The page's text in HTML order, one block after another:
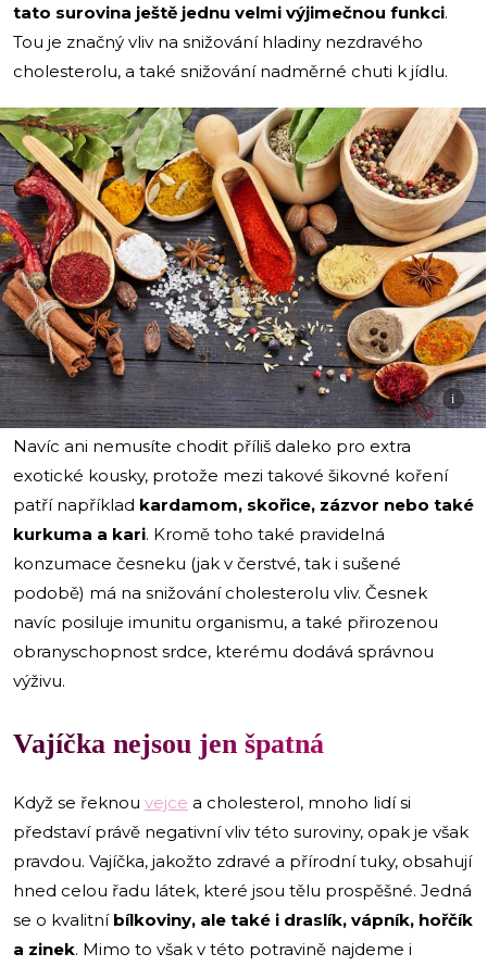
tato surovina ještě jednu velmi výjimečnou funkci.
Tou je značný vliv na snižování hladiny nezdravého
cholesterolu, a také snižování nadměrné chuti k jídlu.
i
Navíc ani nemusíte chodit příliš daleko pro extra
exotické kousky, protože mezi takové šikovné koření
patří například kardamom, skořice, zázvor nebo také
kurkuma a kari. Kromě toho také pravidelná
konzumace česneku (jak v čerstvé, tak i sušené
podobě) má na snižování cholesterolu vliv. Česnek
navíc posiluje imunitu organismu, a také přirozenou
obranyschopnost srdce, kterému dodává správnou
výživu.
Vajíčka nejsou jen špatná
Když se řeknou vejce a cholesterol, mnoho lidí si
představí právě negativní vliv této suroviny, opak je však
pravdou. Vajíčka, jakožto zdravé a přírodní tuky, obsahují
hned celou řadu látek, které jsou tělu prospěšné. Jedná
se o kvalitní bílkoviny, ale také i draslík, vápník, hořčík
a zinek. Mimo to však v této potravině najdeme i